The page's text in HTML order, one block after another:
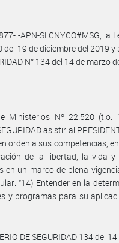
-APN-SLCNYCO#MSG, la
del 19 de diciembre del 2019
N° 134 del 14 de marzo
Nº 22.520 (t.o.
asistir al
orden a sus competencias,
de la libertad, la vida
en un marco de plena
“14) Entender en la
y programas para su
DE SEGURIDAD 134 del